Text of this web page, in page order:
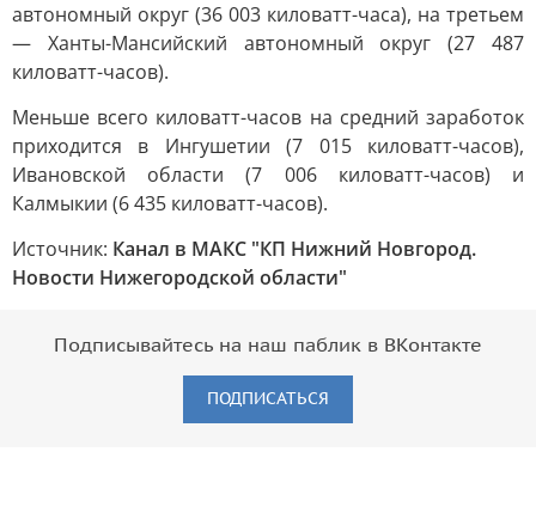
автономный округ (36 003 киловатт-часа), на третьем
— Ханты-Мансийский автономный округ (27 487
киловатт-часов).
Меньше всего киловатт-часов на средний заработок
приходится в Ингушетии (7 015 киловатт-часов),
Ивановской области (7 006 киловатт-часов) и
Калмыкии (6 435 киловатт-часов).
Источник: Канал в МАКС "КП Нижний Новгород.
Новости Нижегородской области"
Подписывайтесь на наш паблик в ВКонтакте
ПОДПИСАТЬСЯ